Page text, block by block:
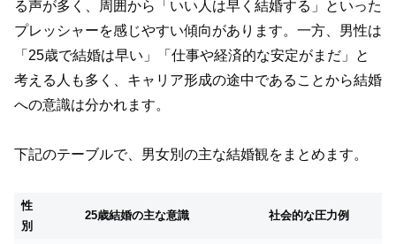
る声が多く、周囲から「いい人は早く結婚する」といった
プレッシャーを感じやすい傾向があります。一方、男性は
「25歳で結婚は早い」「仕事や経済的な安定がまだ」と
考える人も多く、キャリア形成の途中であることから結婚
への意識は分かれます。
下記のテーブルで、男女別の主な結婚観をまとめます。
性
別
25歳結婚の主な意識 社会的な圧力例